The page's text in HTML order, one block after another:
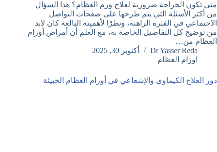
متى تكون الجراحة ضرورية لعلاج ورم العظام؟ هذا السؤال
من أكثر الأسئلة التي يتم طرحها على صفحات التواصل
الاجتماعي في الفترة الراهنة، ونظرًا لأهميته البالغة كان لابد
من توضيح كل التفاصيل الخاصة به، مع العلم أن أمراض أورام
العظام من…
Dr Yasser Reda
أكتوبر 30, 2025
اورام العظام
دور العلاج الكيماوي والإشعاعي في أورام العظام الخبيثة